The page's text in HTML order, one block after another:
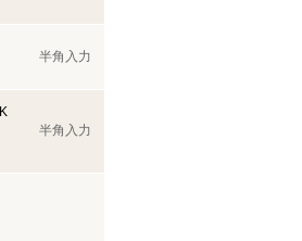
半角入力
半角入力